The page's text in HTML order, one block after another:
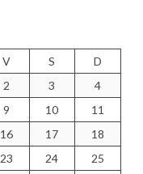
V S
D
2 3
4
9 10
11
16 17
18
23 24
25